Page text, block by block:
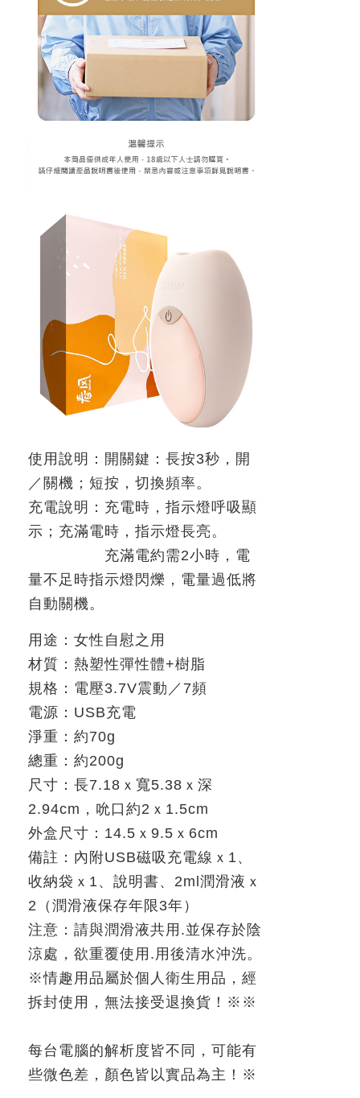
使用說明：開關鍵：長按3秒，開
／關機；短按，切換頻率。
充電說明：充電時，指示燈呼吸顯
示；充滿電時，指示燈長亮。
充滿電約需2小時，電
量不足時指示燈閃爍，電量過低將
自動關機。
用途：女性自慰之用
材質：熱塑性彈性體+樹脂
規格：電壓3.7V震動／ 7頻
電源： USB充電
淨重：約70g
總重：約200g
尺寸：長7.18 ｘ寬5.38 ｘ深
2.94cm ，吮口約2 ｘ 1.5cm
外盒尺寸： 14.5 ｘ 9.5 ｘ 6cm
備註：內附USB磁吸充電線ｘ 1 、
收納袋ｘ 1 、說明書、 2ml潤滑液ｘ
2 （潤滑液保存年限 3年）
注意：請與潤滑液共用 .並保存於陰
涼處，欲重覆使用 . 用後清水沖洗。
※情趣用品屬於個人衛生用品，經
拆封使用，無法接受退換貨！ ※※
每台電腦的解析度皆不同，可能有
些微色差，顏色皆以實品為主！ ※